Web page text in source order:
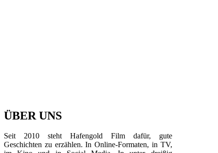
ÜBER UNS
Seit 2010 steht Hafengold Film dafür, gute
Geschichten zu erzählen. In Online-Formaten, in TV,